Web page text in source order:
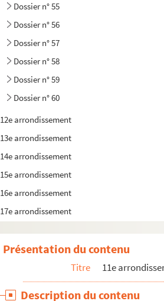
Dossier n° 55
Dossier n° 56
Dossier n° 57
Dossier n° 58
Dossier n° 59
Dossier n° 60
12e arrondissement
13e arrondissement
14e arrondissement
15e arrondissement
16e arrondissement
17e arrondissement
19e arrondissement
20e arrondissement
Présentation du contenu
Titre 11e
Description du contenu